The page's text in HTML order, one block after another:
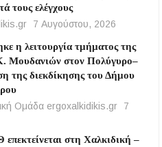
τους ελέγχους
7 Αυγούστου, 2026
η λειτουργία τμήματος της
Μουδανιών στον Πολύγυρο–
της διεκδίκησης του Δήμου
Ομάδα ergoxalkidikis.gr
7
στη Χαλκιδική –